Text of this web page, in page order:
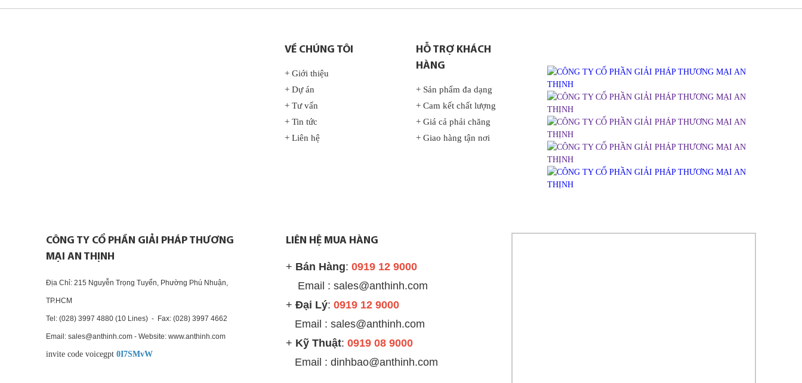
VỀ CHÚNG TÔI
+ Giới thiệu
+ Dự án
+ Tư vấn
+ Tin tức
+ Liên hệ
HỖ TRỢ KHÁCH
HÀNG
+ Sản phẩm đa dạng
+ Cam kết chất lượng
+ Giá cả phải chăng
+ Giao hàng tận nơi
CÔNG TY CỔ PHẦN GIẢI PHÁP THƯƠNG
MẠI AN THỊNH
Địa Chỉ: 215 Nguyễn Trọng Tuyển, Phường Phú Nhuận,
TP.HCM
Tel: (028) 3997 4880 (10 Lines) - Fax: (028) 3997 4662
Email: sales@anthinh.com - Website: www.anthinh.com
invite code voicegpt 0I7SMvW
LIÊN HỆ MUA HÀNG
+ Bán Hàng: 0919 12 9000
Email : sales@anthinh.com
+ Đại Lý: 0919 12 9000
Email : sales@anthinh.com
+ Kỹ Thuật: 0919 08 9000
Email : dinhbao@anthinh.com